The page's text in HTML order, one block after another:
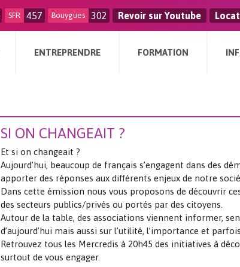
SFR 457 Bouygues 302 Revoir sur Youtube
ENTREPRENDRE FORMATION
SI ON CHANGEAIT ?
Et si on changeait ?
Aujourd’hui, beaucoup de français s’engagent dans des
apporter des réponses aux différents enjeux de notre
Dans cette émission nous vous proposons de découvrir
des secteurs publics/privés ou portés par des citoyens.
Autour de la table, des associations viennent informer,
d’aujourd’hui mais aussi sur l’utilité, l’importance et
Retrouvez tous les Mercredis à 20h45 des initiatives à
surtout de vous engager.